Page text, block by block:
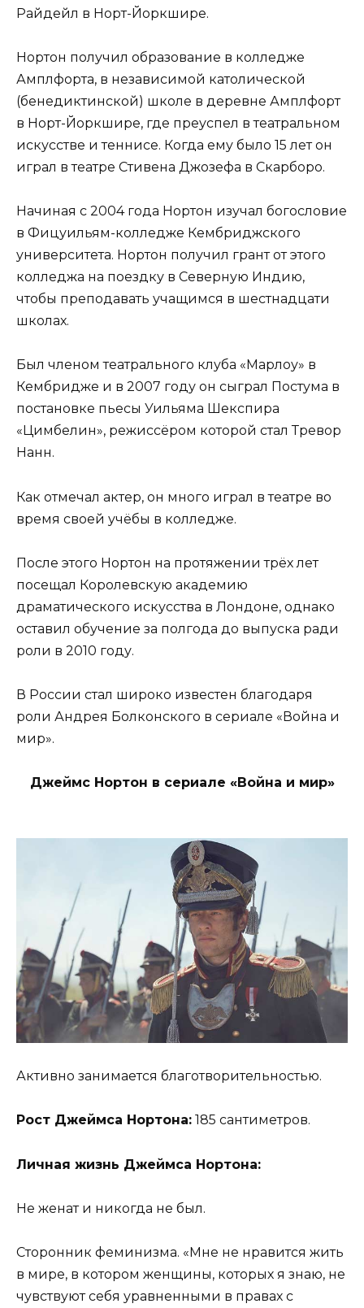
Райдейл в Норт-Йоркшире.
Нортон получил образование в колледже
Амплфорта, в независимой католической
(бенедиктинской) школе в деревне Амплфорт
в Норт-Йоркшире, где преуспел в театральном
искусстве и теннисе. Когда ему было 15 лет он
играл в театре Стивена Джозефа в Скарборо.
Начиная с 2004 года Нортон изучал богословие
в Фицуильям-колледже Кембриджского
университета. Нортон получил грант от этого
колледжа на поездку в Северную Индию,
чтобы преподавать учащимся в шестнадцати
школах.
Был членом театрального клуба «Марлоу» в
Кембридже и в 2007 году он сыграл Постума в
постановке пьесы Уильяма Шекспира
«Цимбелин», режиссёром которой стал Тревор
Нанн.
Как отмечал актер, он много играл в театре во
время своей учёбы в колледже.
После этого Нортон на протяжении трёх лет
посещал Королевскую академию
драматического искусства в Лондоне, однако
оставил обучение за полгода до выпуска ради
роли в 2010 году.
В России стал широко известен благодаря
роли Андрея Болконского в сериале «Война и
мир».
Джеймс Нортон в сериале «Война и мир»
Активно занимается благотворительностью.
Рост Джеймса Нортона: 185 сантиметров.
Личная жизнь Джеймса Нортона:
Не женат и никогда не был.
Сторонник феминизма. «Мне не нравится жить
в мире, в котором женщины, которых я знаю, не
чувствуют себя уравненными в правах с